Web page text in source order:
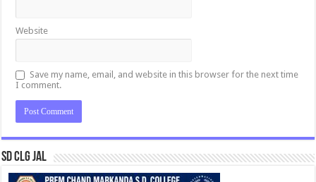
Website
Save my name, email, and website in this browser for the next time
I comment.
SD CLG JAL